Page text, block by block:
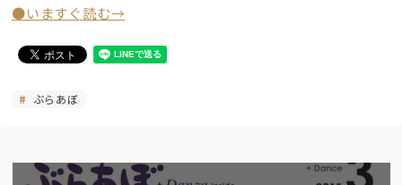
●いますぐ読む→
ぶらあぼ